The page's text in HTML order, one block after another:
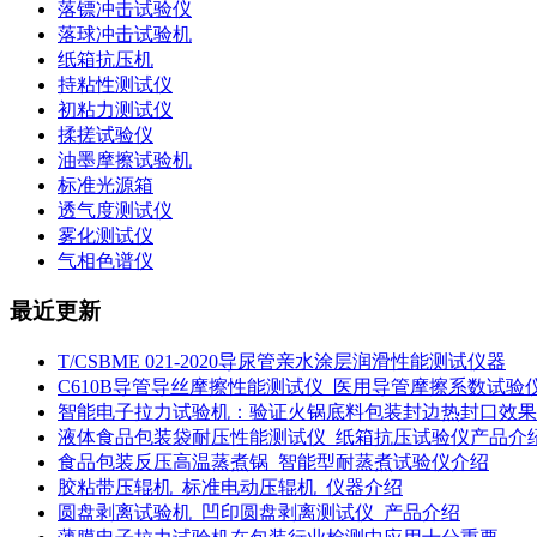
落镖冲击试验仪
落球冲击试验机
纸箱抗压机
持粘性测试仪
初粘力测试仪
揉搓试验仪
油墨摩擦试验机
标准光源箱
透气度测试仪
雾化测试仪
气相色谱仪
最近更新
T/CSBME 021-2020导尿管亲水涂层润滑性能测试仪器
C610B导管导丝摩擦性能测试仪_医用导管摩擦系数试验
智能电子拉力试验机：验证火锅底料包装封边热封口效果
液体食品包装袋耐压性能测试仪_纸箱抗压试验仪产品介
食品包装反压高温蒸煮锅_智能型耐蒸煮试验仪介绍
胶粘带压辊机_标准电动压辊机_仪器介绍
圆盘剥离试验机_凹印圆盘剥离测试仪_产品介绍